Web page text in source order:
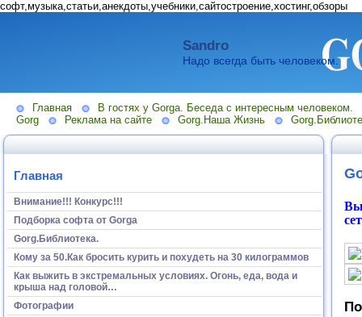
софт,музыка,статьи,анекдоты,учебники,сайтостроение,хостинг,обзоры
Sandro
Надо всегда быть человеком.
Главная
В гостях у Gorga. Беседа с интересным человеком.
Gorg
Реклама на сайте Gorg.Наша Жизнь
Главная
Внимание!!! Конкурс!!!
Подборка софта от Gorga
Gorg.Библиотека.
Кому за 50.Как бросить курить и похудеть на 30 килограммов
Как выжить в экстремальных условиях. Огонь, еда, вода и
крыша над головой…
Фотографии
Вы